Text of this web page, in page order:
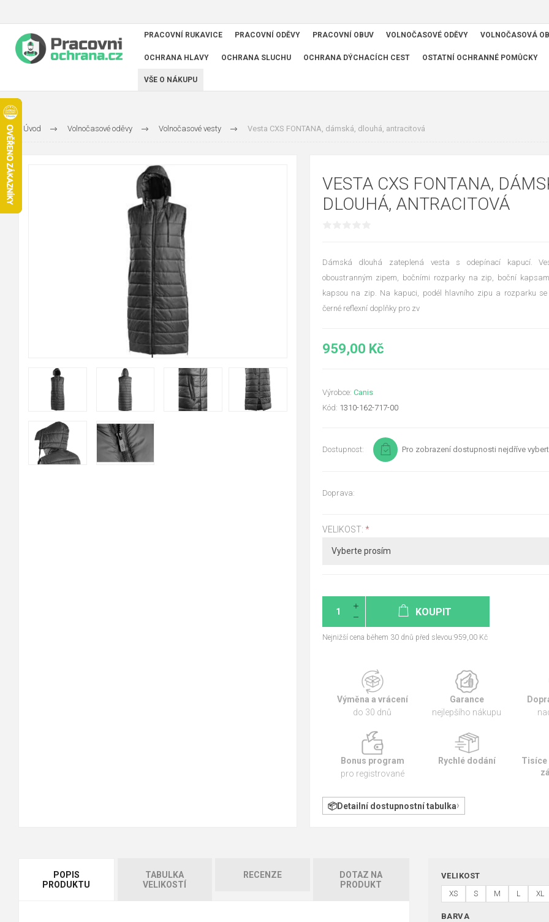
PRACOVNÍ RUKAVICE PRACOVNÍ ODĚVY PRACOVNÍ OBUV VOLNOČASOVÉ ODĚVY VOLNOČASOVÁ
OCHRANA HLAVY OCHRANA SLUCHU OCHRANA DÝCHACÍCH CEST OSTATNÍ OCHRANNÉ POMŮCKY
VŠE O NÁKUPU
Úvod Volnočasové oděvy Volnočasové vesty Vesta CXS FONTANA, dámská, dlouhá, antracitová
VESTA CXS FONTANA,
DLOUHÁ, ANTRACITOVÁ
Dámská dlouhá zateplená vesta s odepínací kapucí.
oboustranným zipem, bočními rozparky na zip, boční
kapsou na zip. Na kapuci, podél hlavního zipu a rozparku se
černé reflexní doplňky pro zv
959,00 Kč
Výrobce: Canis
Kód: 1310-162-717-00
Dostupnost: Pro zobrazení dostupnosti nejdříve
Doprava:
VELIKOST: *
KOUPIT
Nejnižší cena během 30 dnů před slevou:959,00 Kč
Výměna a vrácení
do 30 dnů
Garance
nejlepšího nákupu
Bonus program
pro registrované
Rychlé dodání
Tisíce
Detailní dostupnostní tabulka
POPIS
PRODUKTU
TABULKA
VELIKOSTÍ
RECENZE
DOTAZ NA
PRODUKT
VELIKOST
XS S M L XL
BARVA